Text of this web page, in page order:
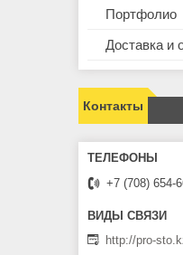
Портфолио
Доставка и
Контакты
+7 (708) 654-
http://pro-